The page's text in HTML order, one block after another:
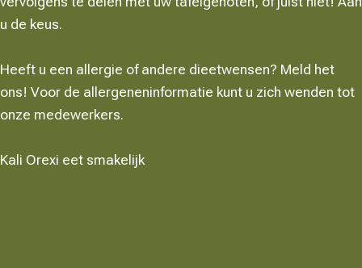
u de keus.
Heeft u een allergie of andere dieetwensen? Meld het
ons! Voor de allergeneninformatie kunt u zich wenden tot
onze medewerkers.
Kali Orexi eet smakelijk